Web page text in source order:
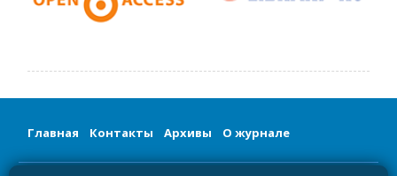
Главная Контакты Архивы О журнале